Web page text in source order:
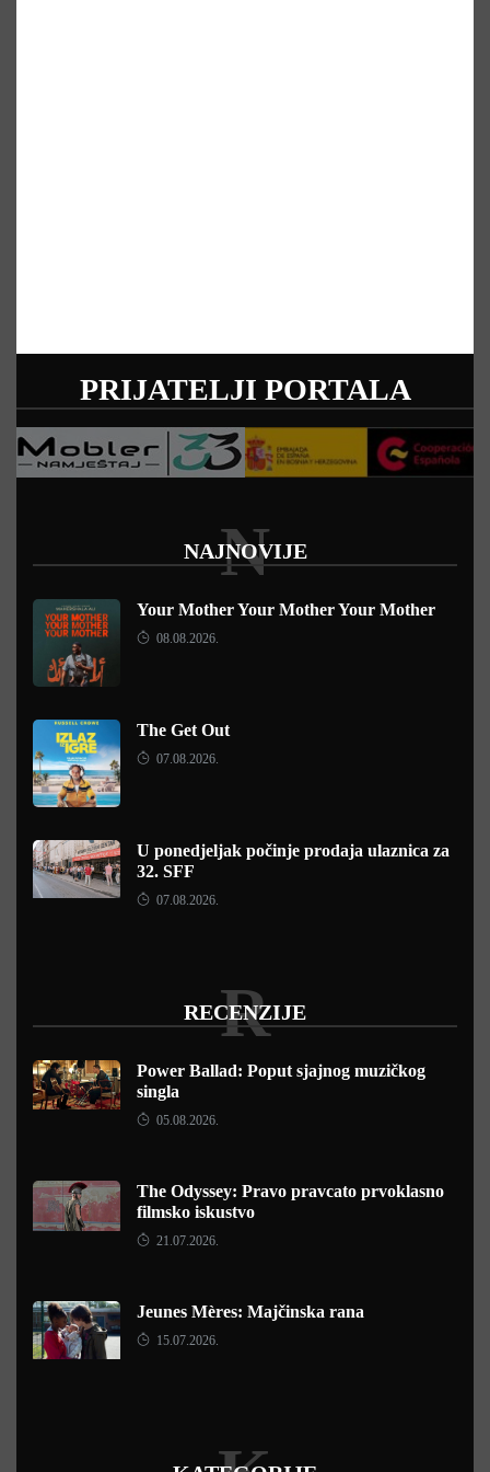
PRIJATELJI PORTALA
NAJNOVIJE
N
Your Mother Your Mother Your Mother
08.08.2026.
The Get Out
07.08.2026.
U ponedjeljak počinje prodaja ulaznica za
32. SFF
07.08.2026.
RECENZIJE
R
Power Ballad: Poput sjajnog muzičkog
singla
05.08.2026.
The Odyssey: Pravo pravcato prvoklasno
filmsko iskustvo
21.07.2026.
Jeunes Mères: Majčinska rana
15.07.2026.